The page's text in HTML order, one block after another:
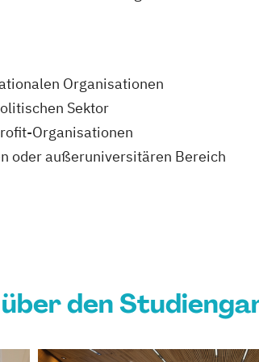
Organisationen
Sektor
Organisationen
oder außeruniversitären Bereich
den